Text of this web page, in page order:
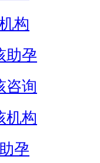
构
助孕
咨询
机构
孕